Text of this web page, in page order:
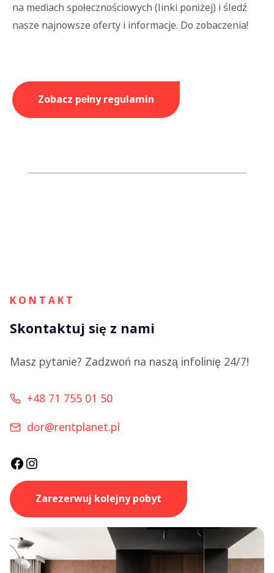
na mediach społecznościowych (linki poniżej) i śledź
nasze najnowsze oferty i informacje. Do zobaczenia!
Zobacz pełny regulamin
K O N T A K T
Skontaktuj się z nami
Masz pytanie? Zadzwoń na naszą infolinię 24/7!
+48 71 755 01 50
dor@rentplanet.pl
Facebook
Instagram
Zarezerwuj kolejny pobyt